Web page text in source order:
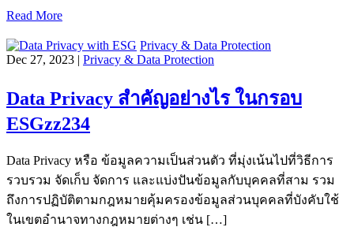
Read More
Privacy & Data Protection
Dec 27, 2023 | Privacy & Data Protection
Data Privacy สำคัญอย่างไร ในกรอบ
ESGzz234
Data Privacy หรือ ข้อมูลความเป็นส่วนตัว ที่มุ่งเน้นไปที่วิธีการ
รวบรวม จัดเก็บ จัดการ และแบ่งปันข้อมูลกับบุคคลที่สาม รวม
ถึงการปฏิบัติตามกฎหมายคุ้มครองข้อมูลส่วนบุคคลที่บังคับใช้
ในเขตอำนาจทางกฎหมายต่างๆ เช่น […]